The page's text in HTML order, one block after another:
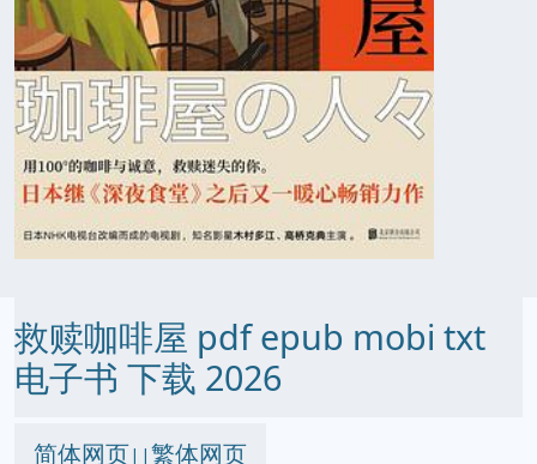
救赎咖啡屋 pdf epub mobi txt
电子书 下载 2026
简体网页||繁体网页